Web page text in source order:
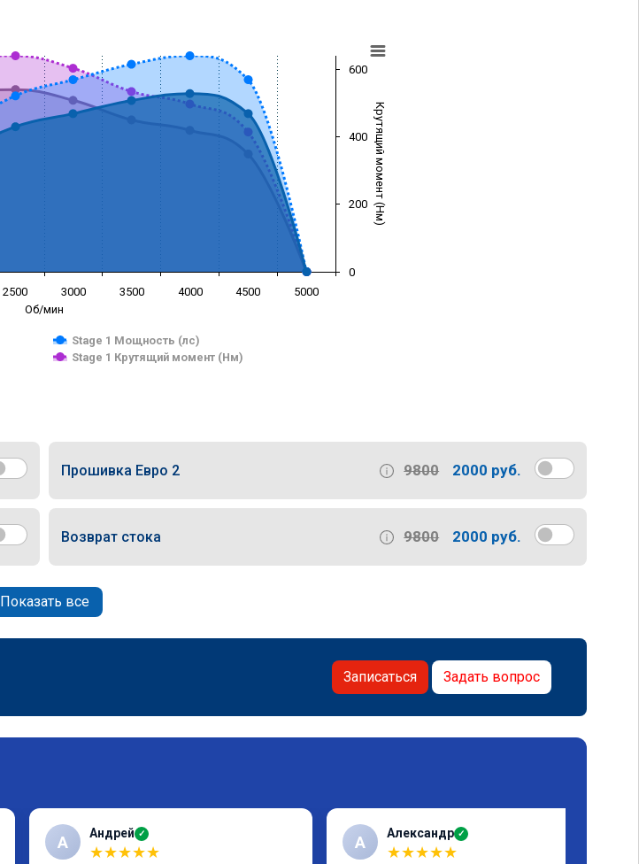
Об/мин
Крутящий момент (Нм)
Stage 1 Мощность (лс)
Stage 1 Крутящий момент (Нм)
2500 3000 3500 4000 4500 5000
0
200
400
600
Прошивка Евро 2 9800 2000 руб.
Возврат стока 9800 2000 руб.
Показать все
Записаться Задать вопрос
А Андрей ✓
★★★★★
А Александр ✓
★★★★★